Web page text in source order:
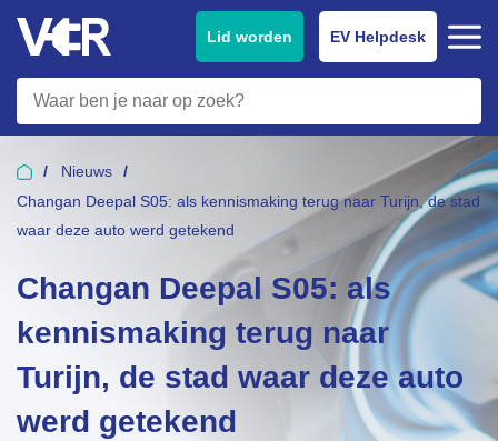
Lid worden EV Helpdesk
Nieuws
Changan Deepal S05: als kennismaking terug naar Turijn, de stad
waar deze auto werd getekend
Changan Deepal S05: als
kennismaking terug naar
Turijn, de stad waar deze auto
werd getekend